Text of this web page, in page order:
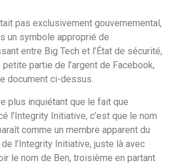
pas exclusivement gouvernemental,
un symbole approprié de
entre Big Tech et l’État de sécurité,
petite partie de l’argent de Facebook,
document ci-dessus.
plus inquiétant que le fait que
l’Integrity Initiative, c’est que le nom
comme un membre apparent du
l’Integrity Initiative, juste là avec
le nom de Ben, troisième en partant